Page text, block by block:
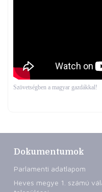
Szövetségben a magyar gazdákkal!
Dokumentumok
Parlamenti adatlapom
Heves megye 1. számú